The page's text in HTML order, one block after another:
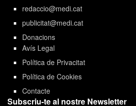
redaccio@medi.cat
publicitat@medi.cat
Donacions
Avís Legal
Política de Privacitat
Política de Cookies
Contacte
Subscriu-te al nostre Newsletter